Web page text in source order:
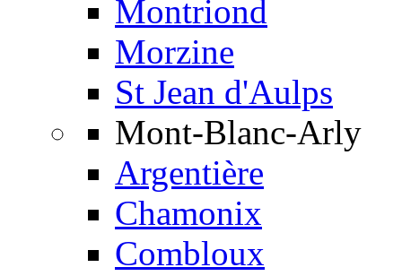
Montriond
Morzine
St Jean d'Aulps
Mont-Blanc-Arly
Argentière
Chamonix
Combloux